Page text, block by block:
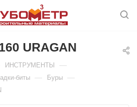
URAGAN
ИНСТРУМЕНТЫ —
биты — Буры —